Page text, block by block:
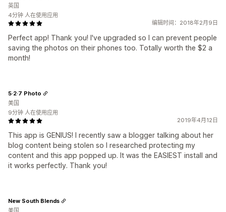
编辑时间：2018年2月9日
Perfect app! Thank you! I've upgraded so I can prevent people
saving the photos on their phones too. Totally worth the $2 a
month!
英国
4分钟 人在使用应用
2019年4月12日
This app is GENIUS! I recently saw a blogger talking about her
blog content being stolen so I researched protecting my
content and this app popped up. It was the EASIEST install and
it works perfectly. Thank you!
5·2·7 Photo
美国
9分钟 人在使用应用
New South Blends
美国